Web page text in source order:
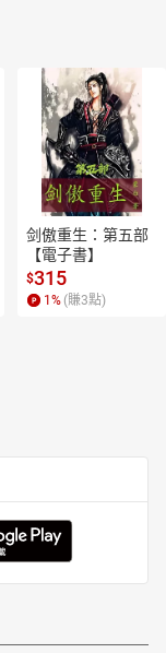
剑傲重生：第五部
【電子書】
$315
1 % (賺3點)